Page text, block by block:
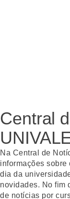
Central
Na Central de
informações
dia da
novidades. No fim
de notícias por